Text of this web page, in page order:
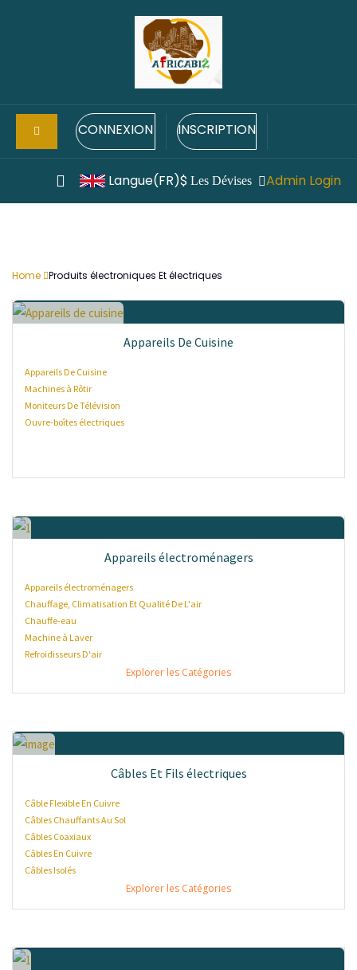
CONNEXION INSCRIPTION
Langue(FR)$ Les Dévises Admin Login
Home Produits électroniques Et électriques
Appareils De Cuisine
Appareils De Cuisine
Machines à Rôtir
Moniteurs De Télévision
Ouvre-boîtes électriques
Appareils électroménagers
Appareils électroménagers
Chauffage, Climatisation Et Qualité De L'air
Chauffe-eau
Machine à Laver
Refroidisseurs D'air
Explorer les Catégories
Câbles Et Fils électriques
Câble Flexible En Cuivre
Câbles Chauffants Au Sol
Câbles Coaxiaux
Câbles En Cuivre
Câbles Isolés
Explorer les Catégories